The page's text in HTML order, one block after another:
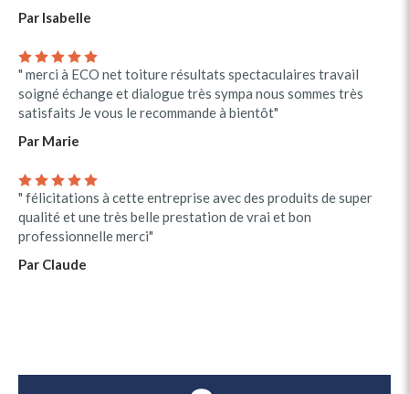
Par Isabelle
" merci à ECO net toiture résultats spectaculaires travail
soigné échange et dialogue très sympa nous sommes très
satisfaits Je vous le recommande à bientôt"
Par Marie
" félicitations à cette entreprise avec des produits de super
qualité et une très belle prestation de vrai et bon
professionnelle merci"
Par Claude